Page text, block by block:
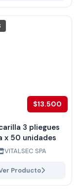
$13.500
3 pliegues
x 50 unidades
VITALSEC SPA
Producto